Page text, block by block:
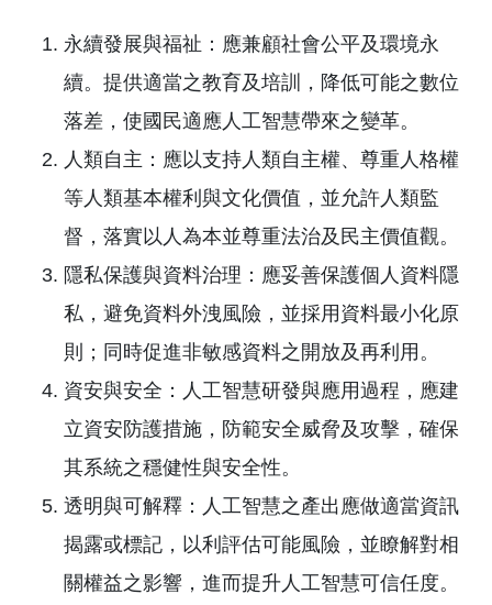
永續發展與福祉：應兼顧社會公平及環境永
續。提供適當之教育及培訓，降低可能之數位
落差，使國民適應人工智慧帶來之變革。
人類自主：應以支持人類自主權、尊重人格權
等人類基本權利與文化價值，並允許人類監
督，落實以人為本並尊重法治及民主價值觀。
隱私保護與資料治理：應妥善保護個人資料隱
私，避免資料外洩風險，並採用資料最小化原
則；同時促進非敏感資料之開放及再利用。
資安與安全：人工智慧研發與應用過程，應建
立資安防護措施，防範安全威脅及攻擊，確保
其系統之穩健性與安全性。
透明與可解釋：人工智慧之產出應做適當資訊
揭露或標記，以利評估可能風險，並瞭解對相
關權益之影響，進而提升人工智慧可信任度。